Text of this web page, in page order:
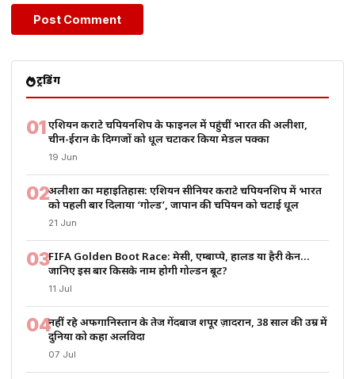
ट्रेंडिंग
01एशियन कराटे चैंपियनशिप के फाइनल में पहुंचीं भारत की अलीशा,
चीन-ईरान के दिग्गजों को धूल चटाकर किया मेडल पक्का
19 Jun
02अलीशा का महाइतिहास: एशियन सीनियर कराटे चैंपियनशिप में भारत
को पहली बार दिलाया ‘गोल्ड’, जापान की चैंपियन को चटाई धूल
21 Jun
03FIFA Golden Boot Race: मेसी, एम्बाप्पे, हालैंड या हैरी केन…
जानिए इस बार किसके नाम होगी गोल्डन बूट?
11 Jul
04नहीं रहे अफगानिस्तान के तेज गेंदबाज शपूर ज़ादरान, 38 साल की उम्र में
दुनिया को कहा अलविदा
07 Jul